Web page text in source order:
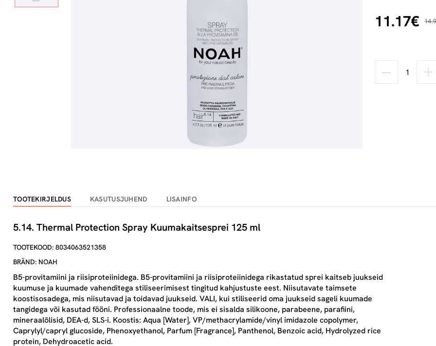
11.17€
TOOTEKIRJELDUS KASUTUSJUHEND LISAINFO
5.14. Thermal Protection Spray Kuumakaitsesprei 125 ml
TOOTEKOOD: 8034063521358
BRÄND: NOAH
B5-provitamiini ja riisiproteiinidega. B5-provitamiini ja riisiproteiinidega rikastatud sprei kaitseb juukseid
kuumuse ja kuumade vahenditega stiliseerimisest tingitud kahjustuste eest. Niisutavate taimsete
koostisosadega, mis niisutavad ja toidavad juukseid. VALI, kui stiliseerid oma juukseid sageli kuumade
tangidega või kasutad fööni. Professionaalne toode, mis ei sisalda silikoone, parabeene, parafiini,
mineraalõlisid, DEA-d, SLS-i. Koostis: Aqua [Water], VP/methacrylamide/vinyl imidazole copolymer,
Caprylyl/capryl glucoside, Phenoxyethanol, Parfum [Fragrance], Panthenol, Benzoic acid, Hydrolyzed rice
protein, Dehydroacetic acid.